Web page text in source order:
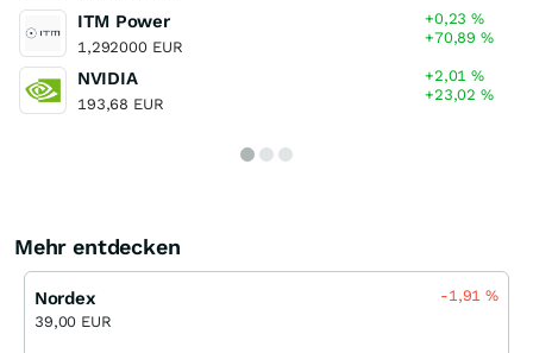
ITM Power
1,292000 EUR
+0,23%
+70,89%
NVIDIA
193,68 EUR
+2,01%
+23,02%
Mehr entdecken
Nordex
39,00 EUR
-1,91%